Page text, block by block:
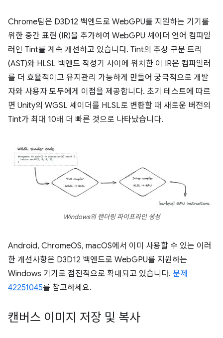
Chrome팀은 D3D12 백엔드로 WebGPU를 지원하는 기기를
위한 중간 표현 (IR)을 추가하여 WebGPU 셰이더 언어 컴파일
러인 Tint를 계속 개선하고 있습니다. Tint의 추상 구문 트리
(AST)와 HLSL 백엔드 작성기 사이에 위치한 이 IR은 컴파일러
를 더 효율적이고 유지관리 가능하게 만들어 궁극적으로 개발
자와 사용자 모두에게 이점을 제공합니다. 초기 테스트에 따르
면 Unity의 WGSL 셰이더를 HLSL로 변환할 때 새로운 버전의
Tint가 최대 10배 더 빠른 것으로 나타났습니다.
Windows의 렌더링 파이프라인 생성
Android, ChromeOS, macOS에서 이미 사용할 수 있는 이러
한 개선사항은 D3D12 백엔드로 WebGPU를 지원하는
Windows 기기로 점진적으로 확대되고 있습니다. 문제
42251045를 참고하세요.
캔버스 이미지 저장 및 복사